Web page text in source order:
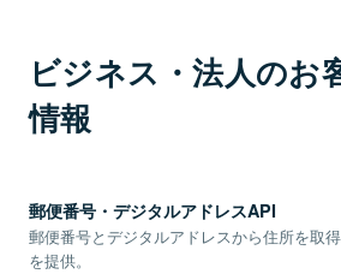
ビジネス・法人のお
情報
郵便番号・デジタルアドレスAPI
郵便番号とデジタルアドレスから住所を取
を提供。